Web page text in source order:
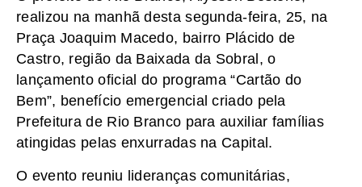
realizou na manhã desta segunda-feira, 25, na
Praça Joaquim Macedo, bairro Plácido de
Castro, região da Baixada da Sobral, o
lançamento oficial do programa “Cartão do
Bem”, benefício emergencial criado pela
Prefeitura de Rio Branco para auxiliar famílias
atingidas pelas enxurradas na Capital.
O evento reuniu lideranças comunitárias,